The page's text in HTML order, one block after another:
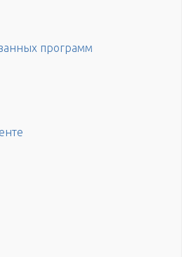
программ